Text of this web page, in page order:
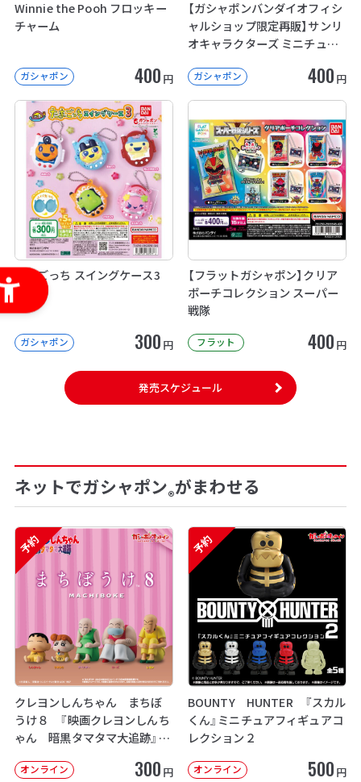
Winnie the Pooh フロッキー
チャーム
ガシャポン 400 円
【ガシャポンバンダイオフィシ
ャルショップ限定再販】サンリ
オキャラクターズ ミニチュア
ガシャポン 400 円
たまごっち スイングケース3
ガシャポン 300 円
【フラットガシャポン】クリア
ポーチコレクション スーパー
戦隊
フラット 400 円
発売スケジュール
ネットでガシャポン®がまわせる
予約
クレヨンしんちゃん まちぼ
うけ８ 『映画クレヨンしんち
ゃん 暗黒タマタマ大追跡』【2
オンライン 300 円
予約
BOUNTY HUNTER 『スカル
くん』ミニチュアフィギュアコ
レクション２
オンライン 500 円